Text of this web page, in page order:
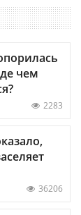
чем
2283
36206